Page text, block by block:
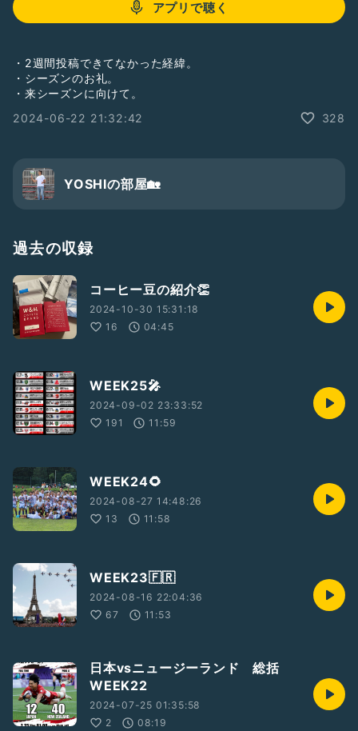
アプリで聴く
・2週間投稿できてなかった経緯。
・シーズンのお礼。
・来シーズンに向けて。
2024-06-22 21:32:42
328
YOSHIの部屋🏡
過去の収録
コーヒー豆の紹介👏
2024-10-30 15:31:18
16
04:45
WEEK25🎤
2024-09-02 23:33:52
191
11:59
WEEK24🌻
2024-08-27 14:48:26
13
11:58
WEEK23🇫🇷
2024-08-16 22:04:36
67
11:53
日本vsニュージーランド 総括
WEEK22
2024-07-25 01:35:58
2
08:19